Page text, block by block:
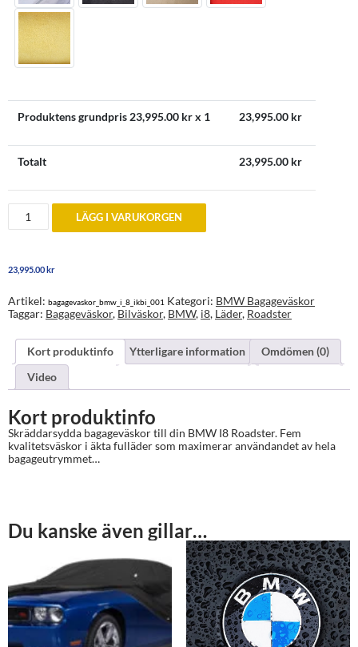
Produktens grundpris 23,995.00 kr x 1 23,995.00 kr
Totalt 23,995.00 kr
Bagageväskor
BMW
mängd
LÄGG I VARUKORGEN
23,995.00kr
Artikel: bagagevaskor_bmw_i_8_ikbi_001 Kategori: BMW Bagageväskor
Taggar: Bagageväskor, Bilväskor, BMW, i8, Läder, Roadster
Kort produktinfo Ytterligare information
Omdömen (0)
Video
Kort produktinfo
Skräddarsydda bagageväskor till din BMW I8 Roadster. Fem
kvalitetsväskor i äkta fulläder som maximerar användandet av hela
bagageutrymmet…
Du kanske även gillar…